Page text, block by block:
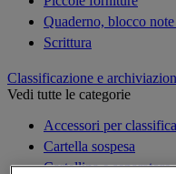
Quaderno, blocco
Scrittura
Classificazione e
Vedi tutte le categorie
Accessori per
Cartella sospesa
Cartellina e separatore